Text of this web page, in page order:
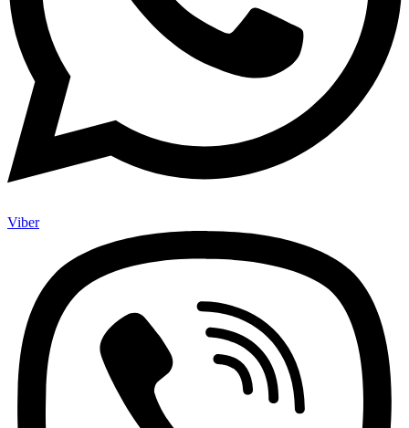
Viber